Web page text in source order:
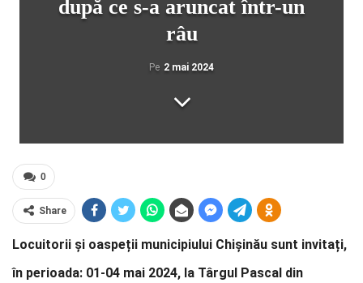
după ce s-a aruncat într-un
râu
Pe 2 mai 2024
0
Share
Locuitorii și oaspeții municipiului Chișinău sunt invitați,
în perioada: 01-04 mai 2024, la Târgul Pascal din